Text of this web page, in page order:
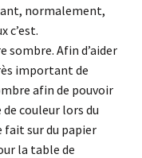
normalement,
c’est.
sombre. Afin d’aider
important de
afin de pouvoir
couleur lors du
fait sur du papier
la table de